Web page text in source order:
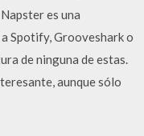
es una
Spotify, Grooveshark o
de ninguna de estas.
aunque sólo